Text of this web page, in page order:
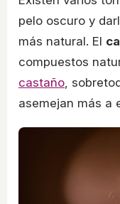
pelo oscuro y
más natural. El
compuestos
castaño,
asemejan más a